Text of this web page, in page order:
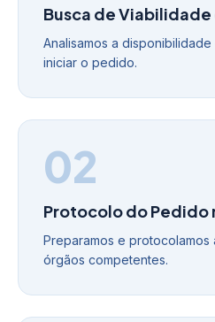
Busca de Viabilidade
Analisamos a
iniciar o pedido.
02
Protocolo do Pedido
Preparamos e protocolamos
órgãos competentes.